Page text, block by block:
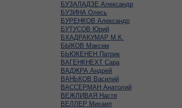
БУЗАЛАДЗЕ Александр
БУЗИНА Олесь
БУРЕНКОВ Александр
БУТУСОВ Юрий
БХАДРАКУМАР М.К.
БЫКОВ Максим
БЬЮКЕНЕН Патрик
ВАГЕНКНЕХТ Сара
ВАДЖРА Андрей
ВАНЬКОВ Василий
ВАССЕРМАН Анатолий
ВЕЖЛИВАЯ Настя
ВЕЛЛЕР Михаил